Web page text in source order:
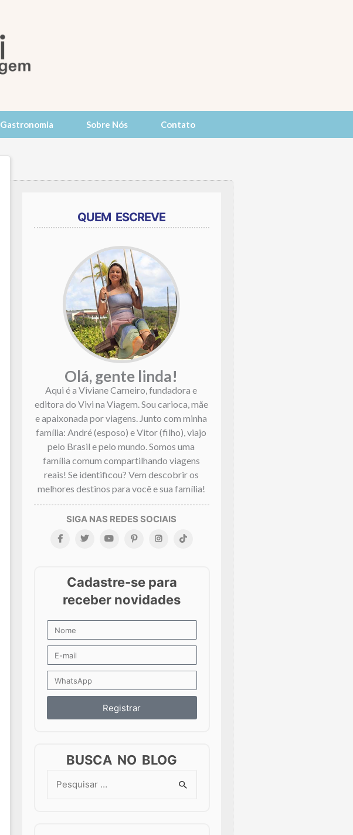
Gastronomia Sobre Nós Contato
QUEM ESCREVE
Olá, gente linda!
Aqui é a Viviane Carneiro, fundadora e
editora do Vivi na Viagem. Sou carioca, mãe
e apaixonada por viagens. Junto com minha
família: André (esposo) e Vitor (filho), viajo
pelo Brasil e pelo mundo. Somos uma
família comum compartilhando viagens
reais! Se identificou? Vem descobrir os
melhores destinos para você e sua família!
Registrar
BUSCA NO BLOG
Search